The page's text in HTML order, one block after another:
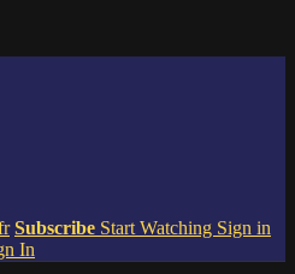
Subscribe Start Watching Sign in
In